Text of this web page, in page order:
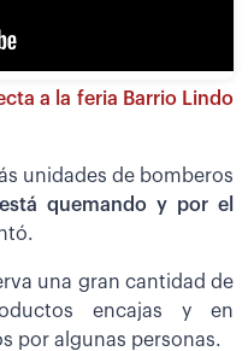
a la feria Barrio Lindo
unidades de bomberos
quemando y por el
una gran cantidad de
encajas y en
por algunas personas.